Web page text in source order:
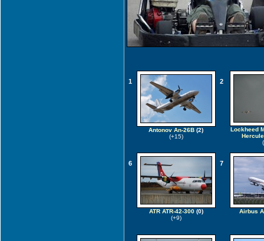
1
Antonov An-26B (2)
(+15)
2
Lockheed
6
ATR ATR-42-300(0)
(+9)
7
Airbus